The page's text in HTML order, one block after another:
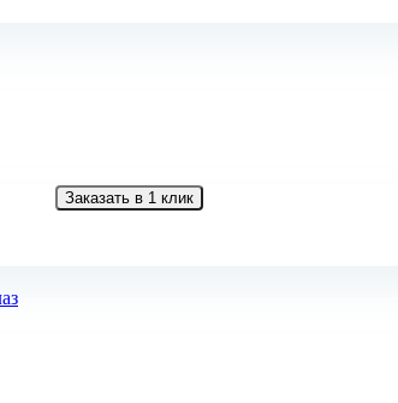
Заказать в 1 клик